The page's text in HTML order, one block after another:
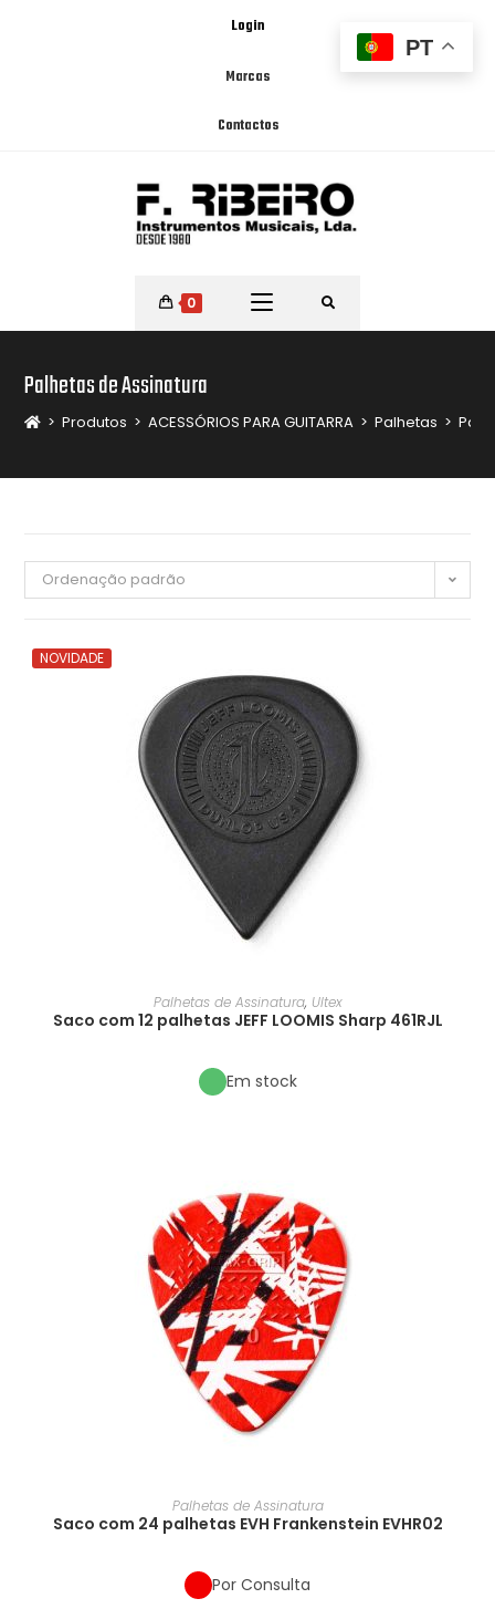
Login
Marcas
Contactos
0
Palhetas de Assinatura
> Produtos > ACESSÓRIOS PARA GUITARRA > Palhetas >
Ordenação padrão
NOVIDADE
Palhetas de Assinatura, Ultex
Saco com 12 palhetas JEFF LOOMIS Sharp 461RJL
Em stock
Palhetas de Assinatura
Saco com 24 palhetas EVH Frankenstein EVHR02
Por Consulta
PT